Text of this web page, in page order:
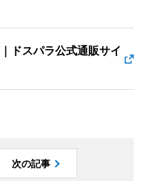
ドスパラ公式通販サイ
次の記事